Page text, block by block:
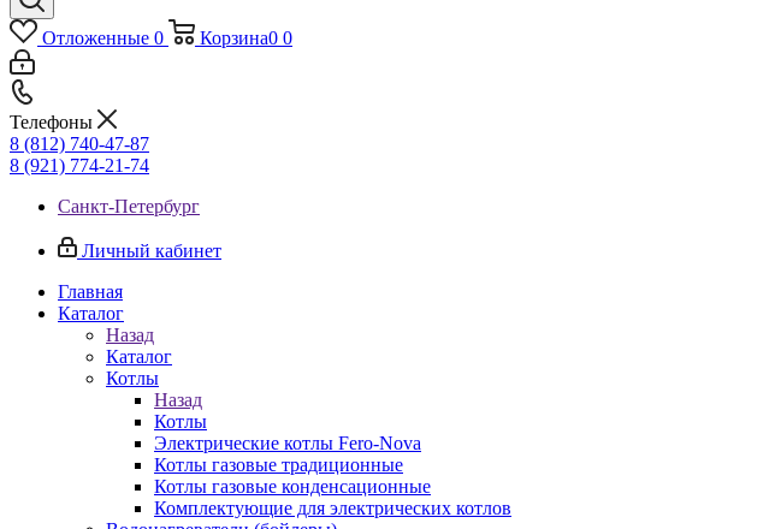
Отложенные 0 Корзина0 0
Телефоны
8 (812) 740-47-87
8 (921) 774-21-74
Санкт-Петербург
Личный кабинет
Главная
Каталог
Назад
Каталог
Котлы
Назад
Котлы
Электрические котлы Fero-Nova
Котлы газовые традиционные
Котлы газовые конденсационные
Комплектующие для электрических котлов